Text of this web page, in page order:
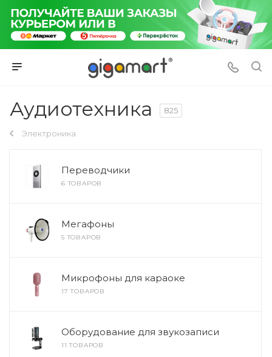
Аудиотехника 825
Электроника
Переводчики
6 ТОВАРОВ
Мегафоны
5 ТОВАРОВ
Микрофоны для караоке
17 ТОВАРОВ
Оборудование для звукозаписи
11 ТОВАРОВ